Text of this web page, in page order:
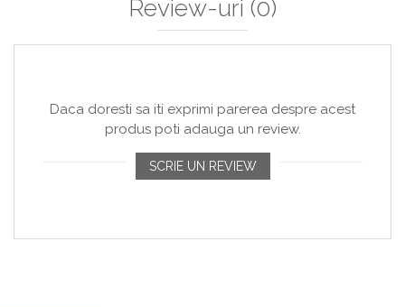
Review-uri (0)
Daca doresti sa iti exprimi parerea despre acest
produs poti adauga un review.
SCRIE UN REVIEW